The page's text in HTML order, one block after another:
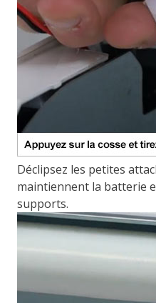
Déclipsez les petites
maintiennent la batterie
supports.